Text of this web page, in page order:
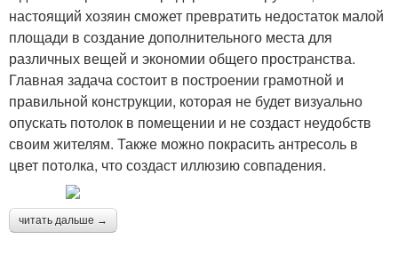
настоящий хозяин сможет превратить недостаток малой
площади в создание дополнительного места для
различных вещей и экономии общего пространства.
Главная задача состоит в построении грамотной и
правильной конструкции, которая не будет визуально
опускать потолок в помещении и не создаст неудобств
своим жителям. Также можно покрасить антресоль в
цвет потолка, что создаст иллюзию совпадения.
читать дальше →